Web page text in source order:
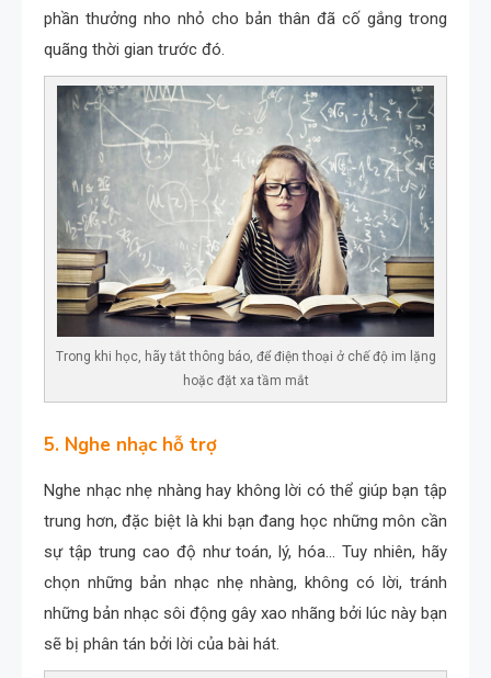
phần thưởng nho nhỏ cho bản thân đã cố gắng trong
quãng thời gian trước đó.
Trong khi học, hãy tắt thông báo, để điện thoại ở chế độ im lặng
hoặc đặt xa tầm mắt
5. Nghe nhạc hỗ trợ
Nghe nhạc nhẹ nhàng hay không lời có thể giúp bạn tập
trung hơn, đặc biệt là khi bạn đang học những môn cần
sự tập trung cao độ như toán, lý, hóa… Tuy nhiên, hãy
chọn những bản nhạc nhẹ nhàng, không có lời, tránh
những bản nhạc sôi động gây xao nhãng bởi lúc này bạn
sẽ bị phân tán bởi lời của bài hát.